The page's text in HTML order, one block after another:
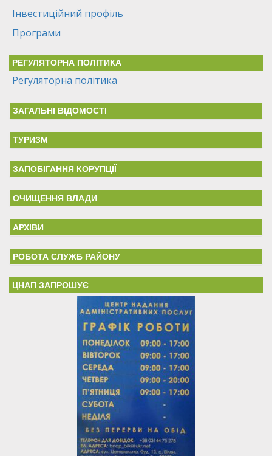
Інвестиційний профіль
Програми
РЕГУЛЯТОРНА ПОЛІТИКА
Регуляторна політика
ЗАГАЛЬНІ ВІДОМОСТІ
ТУРИЗМ
ЗАПОБІГАННЯ КОРУПЦІЇ
ОЧИЩЕННЯ ВЛАДИ
АРХІВИ
РОБОТА СЛУЖБ РАЙОНУ
ЦНАП ЗАПРОШУЄ